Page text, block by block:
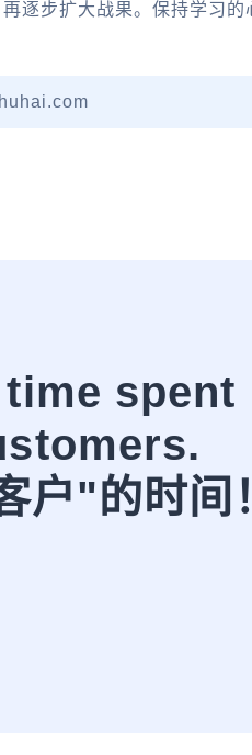
逐步扩大战果。保持学习
spent
户"的时间